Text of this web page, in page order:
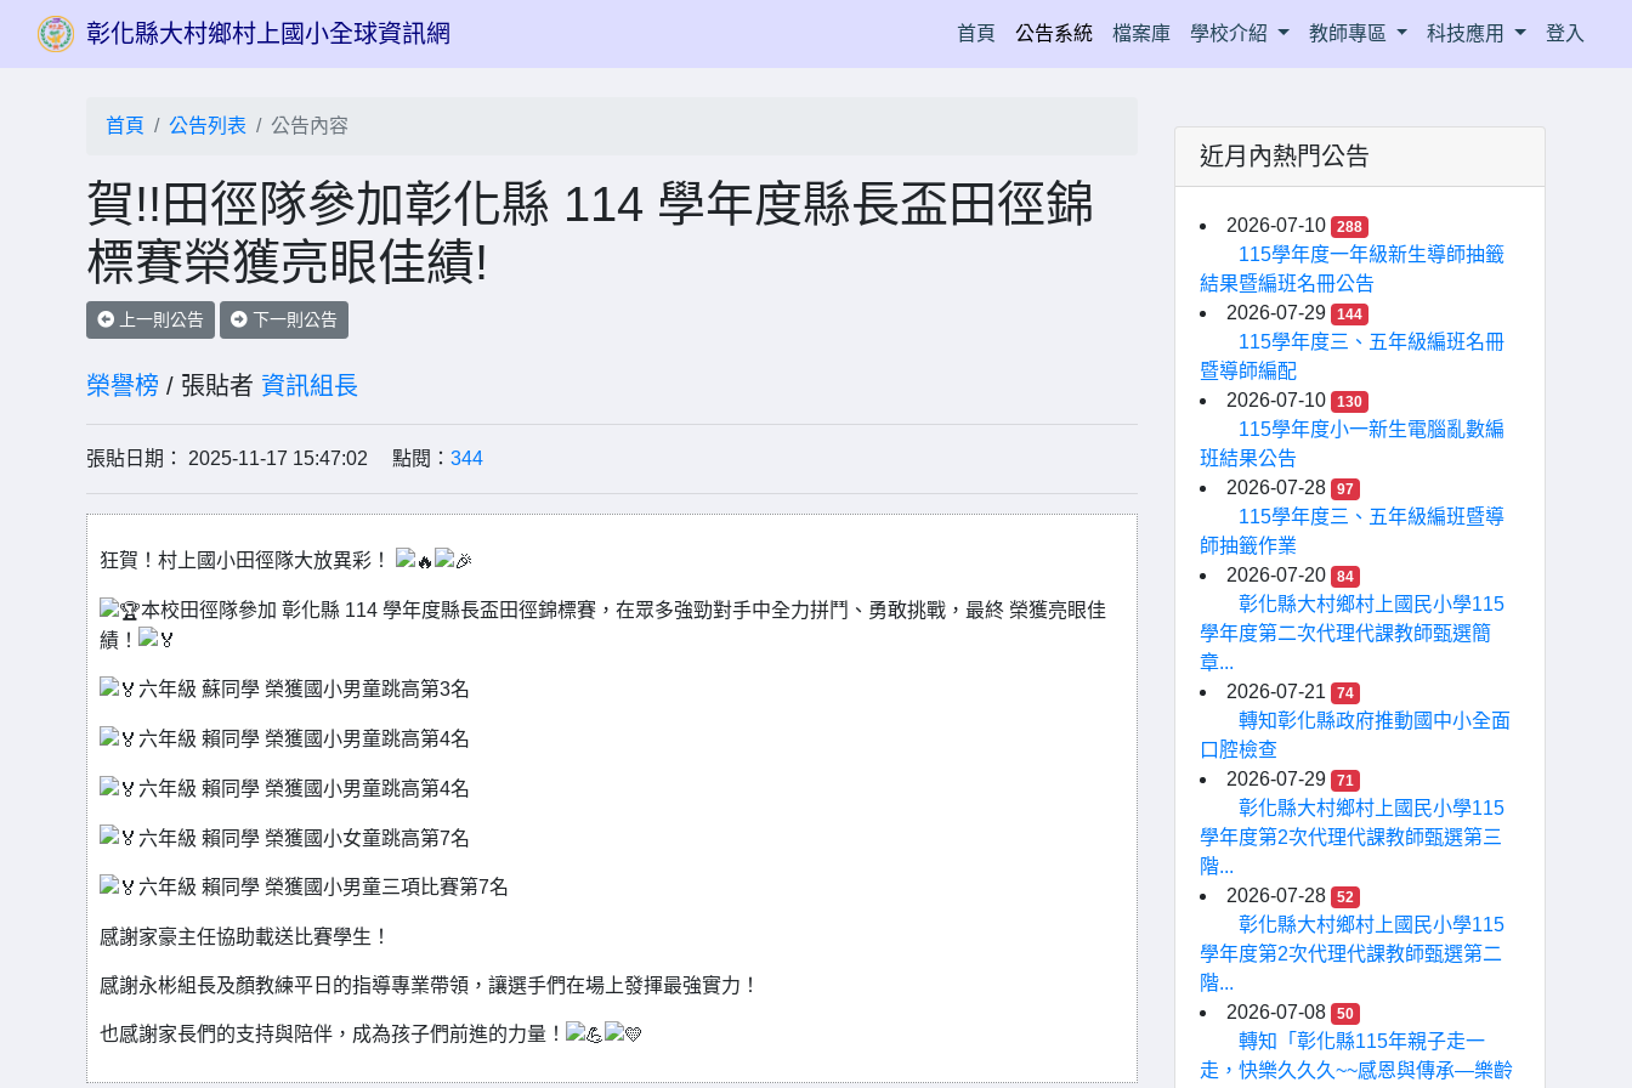
彰化縣大村鄉村上國小全球資訊網 首頁(current)
公告系統 檔案庫 學校介紹 教師專區 科技應用 登入
首頁 公告列表 公告內容
賀!!田徑隊參加彰化縣 114 學年度縣長盃田徑錦
標賽榮獲亮眼佳績!
上一則公告 下一則公告
榮譽榜 / 張貼者 資訊組長
張貼日期： 2025-11-17 15:47:02 點閱： 344
狂賀！村上國小田徑隊大放異彩！
本校田徑隊參加 彰化縣 114 學年度縣長盃田徑錦標賽，在眾多強勁對手中全力拼鬥、勇敢挑戰，最終 榮獲亮眼佳
績！
六年級 蘇同學 榮獲國小男童跳高第3名
六年級 賴同學 榮獲國小男童跳高第4名
六年級 賴同學 榮獲國小男童跳高第4名
六年級 賴同學 榮獲國小女童跳高第7名
六年級 賴同學 榮獲國小男童三項比賽第7名
感謝家豪主任協助載送比賽學生！
感謝永彬組長及顏教練平日的指導專業帶領，讓選手們在場上發揮最強實力！
也感謝家長們的支持與陪伴，成為孩子們前進的力量！
近月內熱門公告
2026-07-10 288
115學年度一年級新生導師抽籤
結果暨編班名冊公告
2026-07-29
144
115學年度三、五年級編班名冊
暨導師編配
2026-07-10
130
115學年度小一新生電腦亂數編
班結果公告
2026-07-28
97
115學年度三、五年級編班暨導
師抽籤作業
2026-07-20
84
彰化縣大村鄉村上國民小學115
學年度第二次代理代課教師甄選簡
章...
2026-07-21
74
轉知彰化縣政府推動國中小全面
口腔檢查
2026-07-29
71
彰化縣大村鄉村上國民小學115
學年度第2次代理代課教師甄選第三
階...
2026-07-28
52
彰化縣大村鄉村上國民小學115
學年度第2次代理代課教師甄選第二
階...
2026-07-08
50
轉知「彰化縣115年親子走一
走，快樂久久久~~感恩與傳承—樂齡